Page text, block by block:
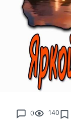
0 140